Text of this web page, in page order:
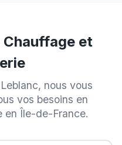
Chauffage et
nous vous
vos besoins en
en Île-de-France.